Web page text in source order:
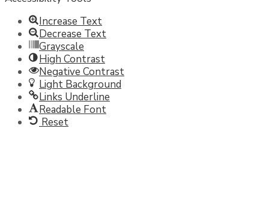
Increase Text
Decrease Text
Grayscale
High Contrast
Negative Contrast
Light Background
Links Underline
Readable Font
Reset